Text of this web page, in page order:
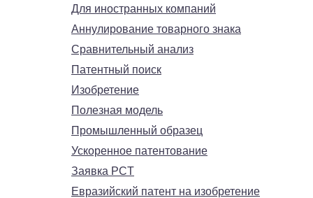
Для иностранных компаний
Аннулирование товарного знака
Сравнительный анализ
Патентный поиск
Изобретение
Полезная модель
Промышленный образец
Ускоренное патентование
Заявка PCT
Евразийский патент на изобретение